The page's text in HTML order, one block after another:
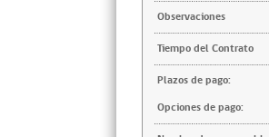
Observaciones
Tiempo del Contrato
Plazos de pago:
Opciones de pago: